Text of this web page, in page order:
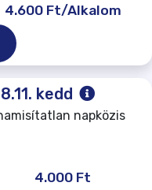
4.600 Ft/Alkalom
kedd
napközis
4.000 Ft